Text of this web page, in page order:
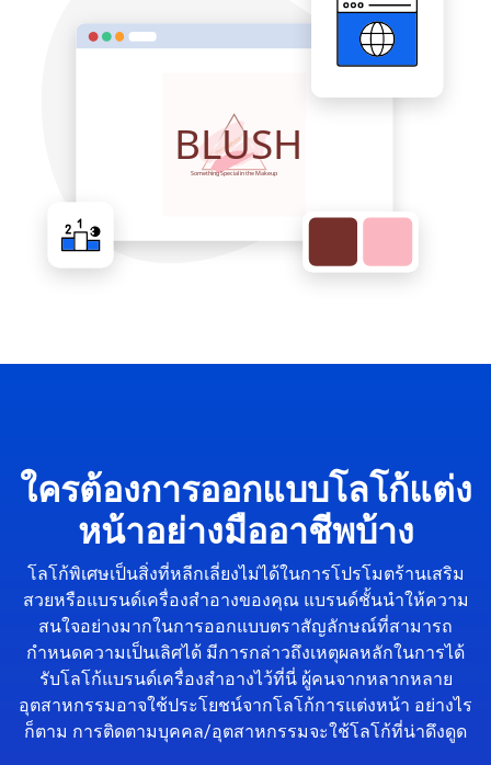
ใครต้องการออกแบบโลโก้แต่ง
หน้าอย่างมืออาชีพบ้าง
โลโก้พิเศษเป็นสิ่งที่หลีกเลี่ยงไม่ได้ในการโปรโมตร้านเสริม
สวยหรือแบรนด์เครื่องสำอางของคุณ แบรนด์ชั้นนำให้ความ
สนใจอย่างมากในการออกแบบตราสัญลักษณ์ที่สามารถ
กำหนดความเป็นเลิศได้ มีการกล่าวถึงเหตุผลหลักในการได้
รับโลโก้แบรนด์เครื่องสำอางไว้ที่นี่ ผู้คนจากหลากหลาย
อุตสาหกรรมอาจใช้ประโยชน์จากโลโก้การแต่งหน้า อย่างไร
ก็ตาม การติดตามบุคคล/อุตสาหกรรมจะใช้โลโก้ที่น่าดึงดูด